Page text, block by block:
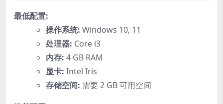
最低配置:
操作系统: Windows 10, 11
处理器: Core i3
内存: 4 GB RAM
显卡: Intel Iris
存储空间: 需要 2 GB 可用空间